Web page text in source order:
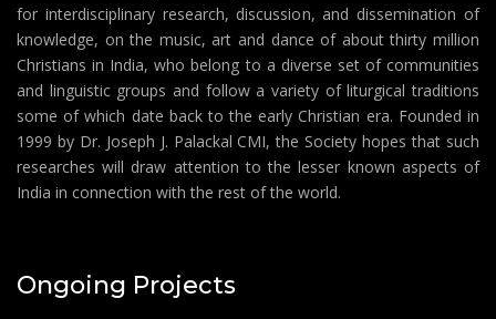
for interdisciplinary research, discussion, and dissemination of
knowledge, on the music, art and dance of about thirty million
Christians in India, who belong to a diverse set of communities
and linguistic groups and follow a variety of liturgical traditions
some of which date back to the early Christian era. Founded in
1999 by Dr. Joseph J. Palackal CMI, the Society hopes that such
researches will draw attention to the lesser known aspects of
India in connection with the rest of the world.
Ongoing Projects